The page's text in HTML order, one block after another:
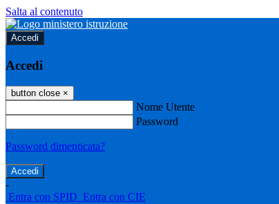
Salta al contenuto
Accedi
Accedi
button close ×
Nome Utente
Password
Password dimenticata?
-
Entra con SPID Entra con CIE